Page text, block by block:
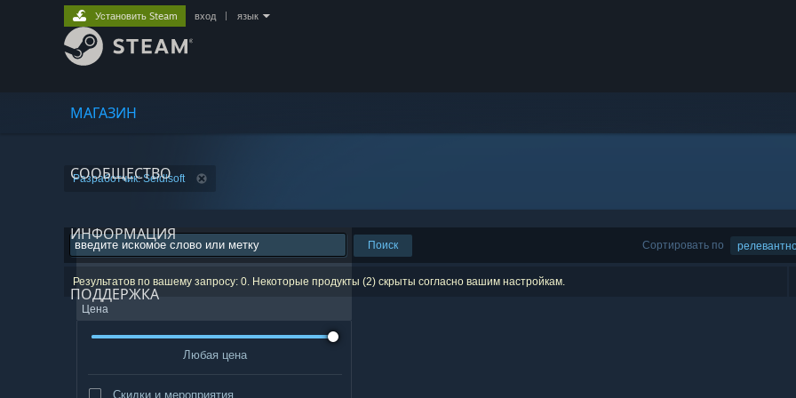
МАГАЗИН
СООБЩЕСТВО
ИНФОРМАЦИЯ
ПОДДЕРЖКА
Установить Steam вход язык
Разработчик: Seidlsoft
Сортировать по
Поиск
Результатов по вашему запросу: 0. Некоторые продукты (2) скрыты согласно вашим настройкам.
Цена
Любая цена
Скидки и мероприятия